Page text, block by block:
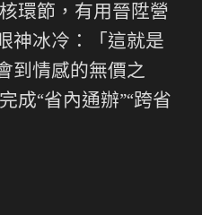
環節，有用晉陞營
神冰冷：「這就是
到情感的無價之
成“省內通辦”“跨省